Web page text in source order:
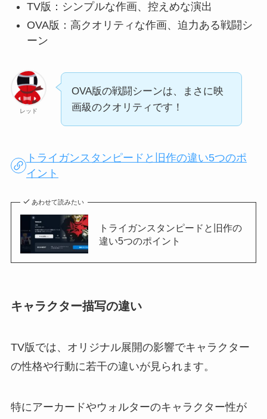
TV版：シンプルな作画、控えめな演出
OVA版：高クオリティな作画、迫力ある戦闘シ
ーン
レッド
OVA版の戦闘シーンは、まさに映
画級のクオリティです！
トライガンスタンピードと旧作の違い5つのポ
イント
あわせて読みたい
トライガンスタンピードと旧作の
違い5つのポイント
キャラクター描写の違い
TV版では、オリジナル展開の影響でキャラクター
の性格や行動に若干の違いが見られます。
特にアーカードやウォルターのキャラクター性が